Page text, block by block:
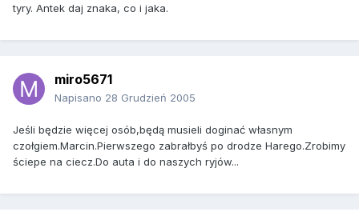
tyry. Antek daj znaka, co i jaka.
miro5671
Napisano 28 Grudzień 2005
Jeśli będzie więcej osób,będą musieli doginać własnym
czołgiem.Marcin.Pierwszego zabrałbyś po drodze Harego.Zrobimy
ściepe na ciecz.Do auta i do naszych ryjów...